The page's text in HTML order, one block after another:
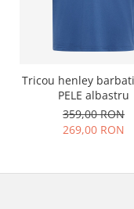
Tricou henley barbati
PELE albastru
359,00 RON
269,00 RON